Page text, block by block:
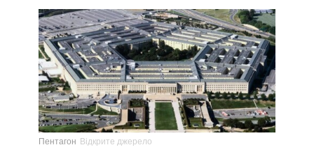
Пентагон Відкрите джерело